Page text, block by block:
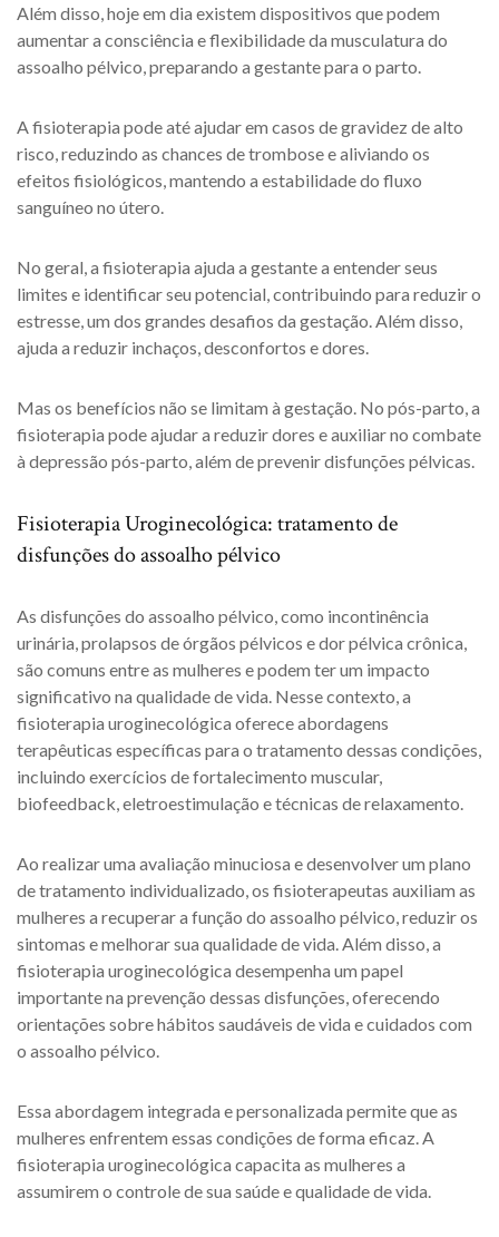
Além disso, hoje em dia existem dispositivos que podem
aumentar a consciência e flexibilidade da musculatura do
assoalho pélvico, preparando a gestante para o parto.
A fisioterapia pode até ajudar em casos de gravidez de alto
risco, reduzindo as chances de trombose e aliviando os
efeitos fisiológicos, mantendo a estabilidade do fluxo
sanguíneo no útero.
No geral, a fisioterapia ajuda a gestante a entender seus
limites e identificar seu potencial, contribuindo para reduzir o
estresse, um dos grandes desafios da gestação. Além disso,
ajuda a reduzir inchaços, desconfortos e dores.
Mas os benefícios não se limitam à gestação. No pós-parto, a
fisioterapia pode ajudar a reduzir dores e auxiliar no combate
à depressão pós-parto, além de prevenir disfunções pélvicas.
Fisioterapia Uroginecológica: tratamento de
disfunções do assoalho pélvico
As disfunções do assoalho pélvico, como incontinência
urinária, prolapsos de órgãos pélvicos e dor pélvica crônica,
são comuns entre as mulheres e podem ter um impacto
significativo na qualidade de vida. Nesse contexto, a
fisioterapia uroginecológica oferece abordagens
terapêuticas específicas para o tratamento dessas condições,
incluindo exercícios de fortalecimento muscular,
biofeedback, eletroestimulação e técnicas de relaxamento.
Ao realizar uma avaliação minuciosa e desenvolver um plano
de tratamento individualizado, os fisioterapeutas auxiliam as
mulheres a recuperar a função do assoalho pélvico, reduzir os
sintomas e melhorar sua qualidade de vida. Além disso, a
fisioterapia uroginecológica desempenha um papel
importante na prevenção dessas disfunções, oferecendo
orientações sobre hábitos saudáveis de vida e cuidados com
o assoalho pélvico.
Essa abordagem integrada e personalizada permite que as
mulheres enfrentem essas condições de forma eficaz. A
fisioterapia uroginecológica capacita as mulheres a
assumirem o controle de sua saúde e qualidade de vida.